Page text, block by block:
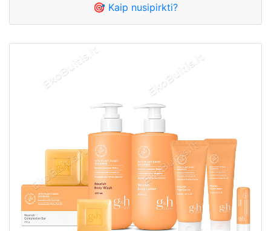
🎯 Kaip nusipirkti?